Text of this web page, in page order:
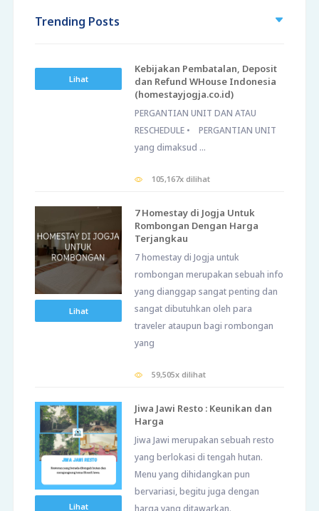
Trending Posts
Lihat
Kebijakan Pembatalan, Deposit
dan Refund WHouse Indonesia
(homestayjogja.co.id)
PERGANTIAN UNIT DAN ATAU
RESCHEDULE • PERGANTIAN UNIT
yang dimaksud ...
105,167x dilihat
Lihat
7 Homestay di Jogja Untuk
Rombongan Dengan Harga
Terjangkau
7 homestay di Jogja untuk
rombongan merupakan sebuah info
yang dianggap sangat penting dan
sangat dibutuhkan oleh para
traveler ataupun bagi rombongan
yang
59,505x dilihat
Lihat
Jiwa Jawi Resto : Keunikan dan
Harga
Jiwa Jawi merupakan sebuah resto
yang berlokasi di tengah hutan.
Menu yang dihidangkan pun
bervariasi, begitu juga dengan